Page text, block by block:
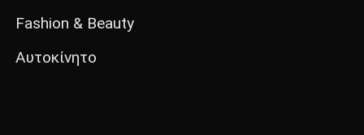
Fashion & Beauty
Αυτοκίνητο